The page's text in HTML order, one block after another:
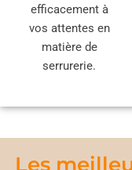
efficacement à
vos attentes en
matière de
serrurerie.
Les